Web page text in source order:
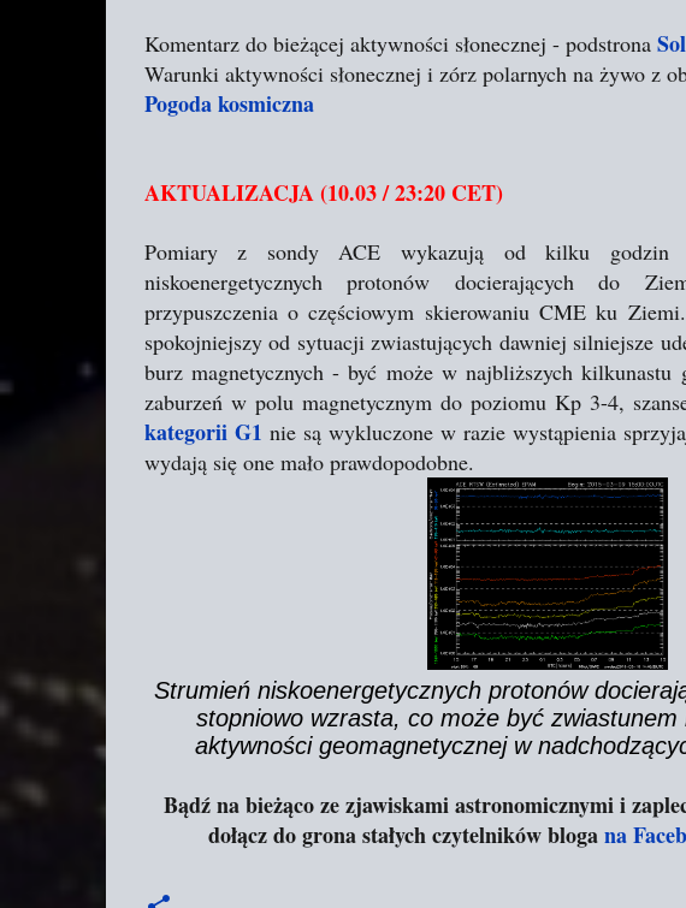
Komentarz do bieżącej aktywności słonecznej - podstrona
Warunki aktywności słonecznej i zórz polarnych na żywo z
Pogoda kosmiczna
AKTUALIZACJA (10.03 / 23:20 CET)
Pomiary z sondy ACE wykazują od kilku godzin
niskoenergetycznych protonów docierających do
przypuszczenia o częściowym skierowaniu CME ku
spokojniejszy od sytuacji zwiastujących dawniej silniejsze
burz magnetycznych - być może w najbliższych kilkunastu
zaburzeń w polu magnetycznym do poziomu Kp 3-4,
kategorii G1 nie są wykluczone w razie wystąpienia
wydają się one mało prawdopodobne.
Strumień niskoenergetycznych protonów
stopniowo wzrasta, co może być zwiastunem
aktywności geomagnetycznej w
Bądź na bieżąco ze zjawiskami astronomicznymi i
dołącz do grona stałych czytelników blogana